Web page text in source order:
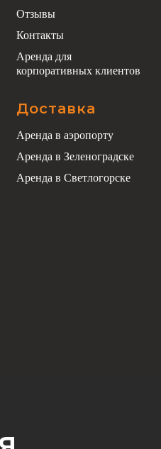
Отзывы
Контакты
Аренда для
корпоративных клиентов
Доставка
Аренда в аэропорту
Аренда в Зеленоградске
Аренда в Светлогорске